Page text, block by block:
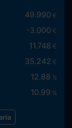
49.990 €
-3.000 €
11.748 €
35.242 €
12.88 %
10.99 %